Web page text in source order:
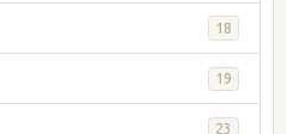
18
19
23